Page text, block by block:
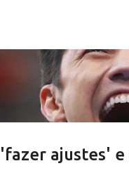
ajustes' e